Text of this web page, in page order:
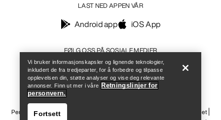
FØLG OSS PÅ SOSIALE MEDIER
LAST NED APPEN VÅR
Android app iOS App
Informasjonskapsler
Personvernerklæring
Tilgjengelighet
Vi bruker informasjonskapsler og lignende teknologier,
inkludert de fra tredjeparter, for å forbedre og tilpasse
opplevelsen din, støtte analyser og vise deg relevante
annonser. Finn ut mer i våre Retningslinjer for
personvern.
Fortsett